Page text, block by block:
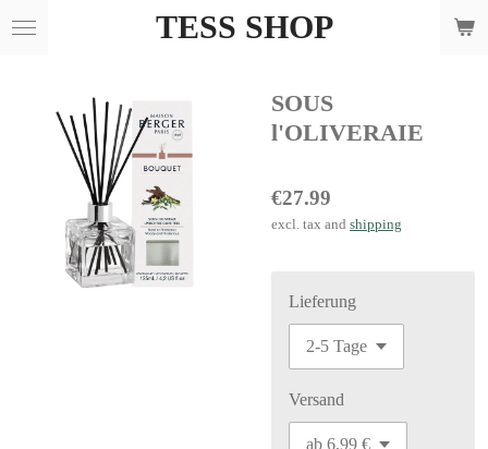
Skip
TESS SHOP
SOUS
l'OLIVERAIE
€27.99
excl. tax and shipping
Lieferung
Versand